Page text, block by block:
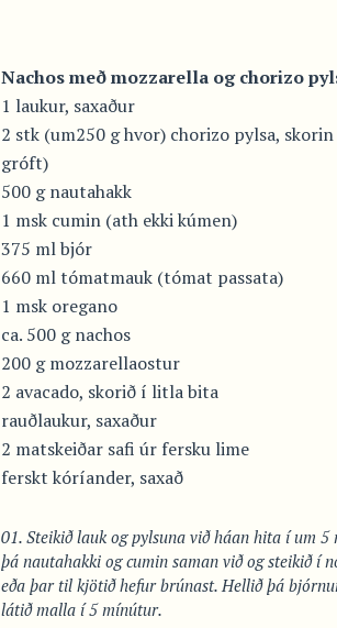
Nachos með mozzarella og chorizo
1 laukur, saxaður
2 stk (um250 g hvor) chorizo pylsa,
gróft)
500 g nautahakk
1 msk cumin (ath ekki kúmen)
375 ml bjór
660 ml tómatmauk (tómat passata)
1 msk oregano
ca. 500 g nachos
200 g mozzarellaostur
2 avacado, skorið í litla bita
rauðlaukur, saxaður
2 matskeiðar safi úr fersku lime
ferskt kóríander, saxað
Steikið lauk og pylsuna við háan hita í um
þá nautahakki og cumin saman við og steikið í
eða þar til kjötið hefur brúnast. Hellið þá
látið malla í 5 mínútur.